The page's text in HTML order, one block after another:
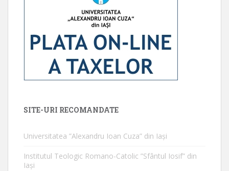
SITE-URI RECOMANDATE
Universitatea ”Alexandru Ioan Cuza” din Iaşi
Institutul Teologic Romano-Catolic ”Sfântul Iosif” din
Iaşi